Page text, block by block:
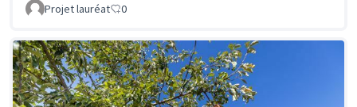
Projet lauréat 0